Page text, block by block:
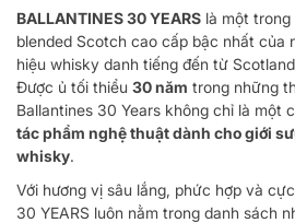
BALLANTINES 30 YEARS là một
blended Scotch cao cấp bậc nhất của
hiệu whisky danh tiếng đến từ
Được ủ tối thiểu 30 năm trong những
Ballantines 30 Years không chỉ là một
tác phẩm nghệ thuật dành cho giới
whisky.
Với hương vị sâu lắng, phức hợp và
30 YEARS luôn nằm trong danh sách